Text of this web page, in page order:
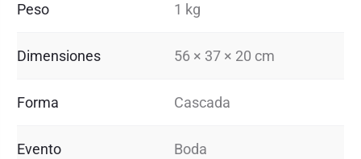
Peso 1 kg
Dimensiones 56 × 37 × 20 cm
Forma Cascada
Evento Boda